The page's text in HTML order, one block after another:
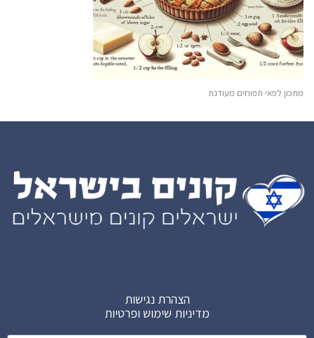
מתכון לפאי תפוחים מעודנת
הצהרת נגישות
מדיניות שימוש ופרטיות